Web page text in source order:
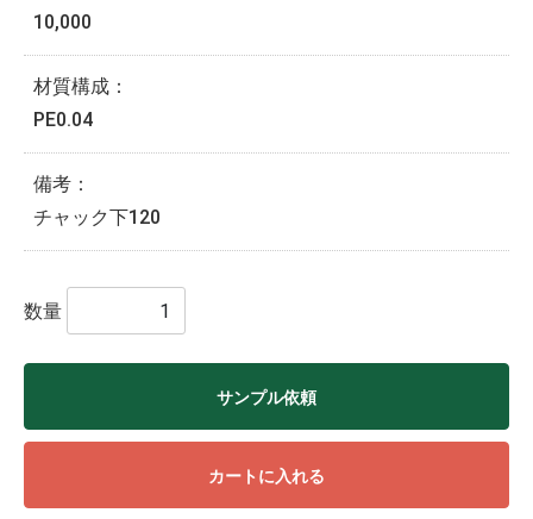
10,000
材質構成：
PE0.04
備考：
チャック下120
数量
サンプル依頼
カートに入れる